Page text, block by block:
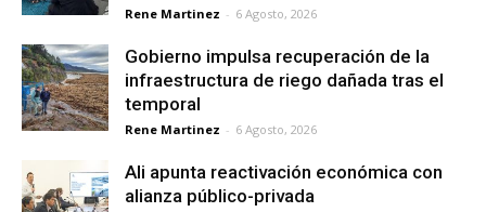
Rene Martinez - 6 Agosto, 2026
Gobierno impulsa recuperación de la
infraestructura de riego dañada tras el
temporal
Rene Martinez - 6 Agosto, 2026
Ali apunta reactivación económica con
alianza público-privada